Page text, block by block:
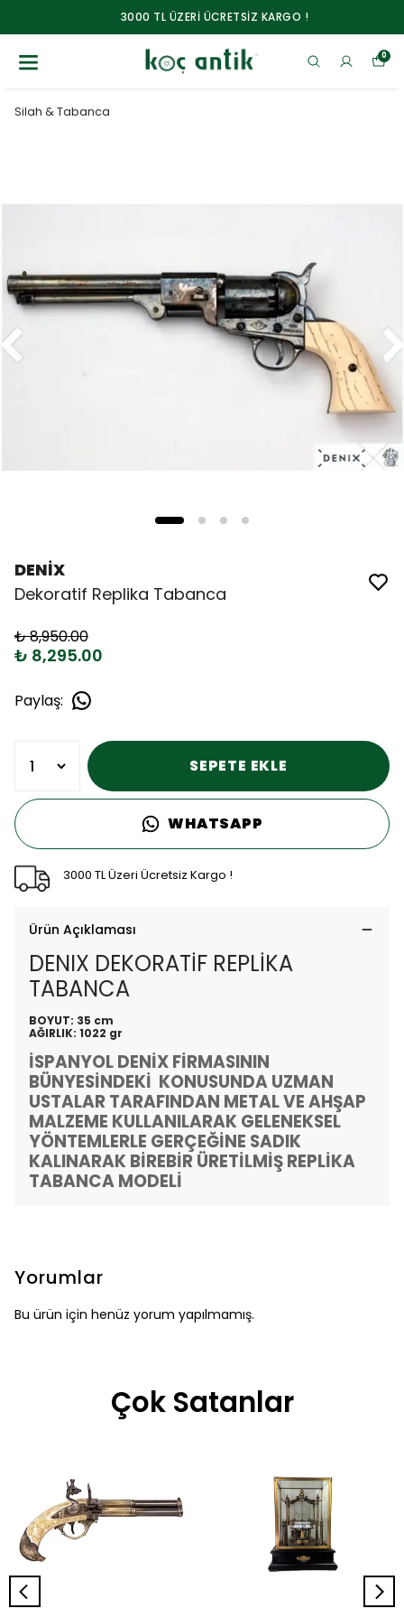
3000 TL ÜZERİ ÜCRETSİZ KARGO !
0
Silah & Tabanca
DENİX
Dekoratif Replika Tabanca
₺ 8,950.00
₺ 8,295.00
Paylaş:
SEPETE EKLE
WHATSAPP
3000 TL Üzeri Ücretsiz Kargo !
Ürün Açıklaması
DENIX DEKORATİF REPLİKA
TABANCA
BOYUT: 35 cm
AĞIRLIK: 1022 gr
İSPANYOL DENİX FİRMASININ
BÜNYESİNDEKİ KONUSUNDA UZMAN
USTALAR TARAFINDAN METAL VE AHŞAP
MALZEME KULLANILARAK GELENEKSEL
YÖNTEMLERLE GERÇEĞİNE SADIK
KALINARAK BİREBİR ÜRETİLMİŞ REPLİKA
TABANCA MODELİ
Yorumlar
Bu ürün için henüz yorum yapılmamış.
Çok Satanlar